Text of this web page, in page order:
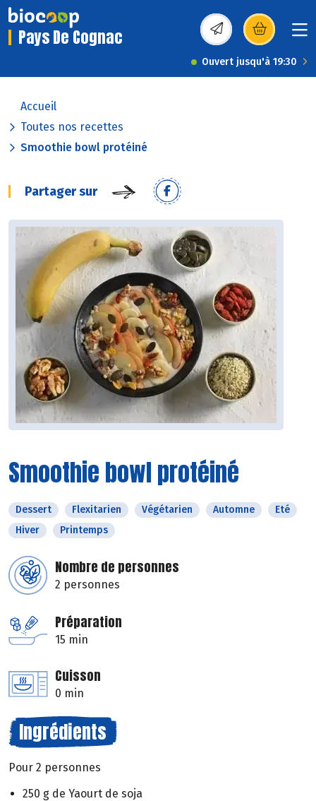
Pays De Cognac (s’ouvre dans une
Ouvert jusqu'à 19:30
Accueil
Toutes nos recettes
Smoothie bowl protéiné
Partager sur
Smoothie bowl protéiné
Dessert Flexitarien Végétarien Automne
Eté
Hiver
Printemps
Nombre de personnes
2 personnes
Préparation
15 min
Cuisson
0 min
Ingrédients
Pour 2 personnes
250 g de Yaourt de soja